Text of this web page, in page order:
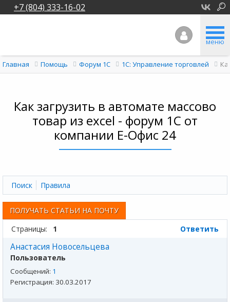
+7 (804) 333-16-02
меню
Главная Помощь Форум 1C 1С: Управление торговлей
Как загрузить в автомате массово
товар из excel - форум 1С от
компании Е-Офис 24
Поиск Правила
ПОЛУЧАТЬ СТАТЬИ НА ПОЧТУ
Страницы:
1 Ответить
Анастасия Новосельцева
Пользователь
Сообщений: 1
Регистрация: 30.03.2017